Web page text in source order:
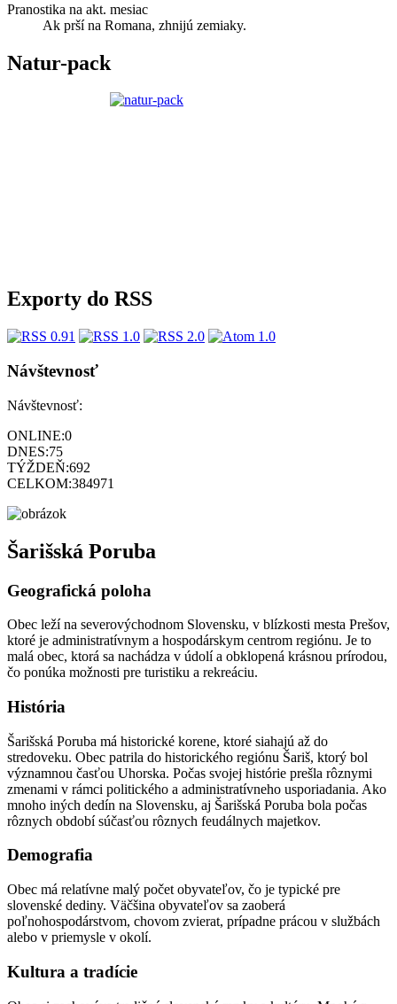
Pranostika na akt. mesiac
Ak prší na Romana, zhnijú zemiaky.
Natur-pack
Exporty do RSS
Návštevnosť
Návštevnosť:
ONLINE:0
DNES:75
TÝŽDEŇ:692
CELKOM:384971
Šarišská Poruba
Geografická poloha
Obec leží na severovýchodnom Slovensku, v blízkosti mesta Prešov,
ktoré je administratívnym a hospodárskym centrom regiónu. Je to
malá obec, ktorá sa nachádza v údolí a obklopená krásnou prírodou,
čo ponúka možnosti pre turistiku a rekreáciu.
História
Šarišská Poruba má historické korene, ktoré siahajú až do
stredoveku. Obec patrila do historického regiónu Šariš, ktorý bol
významnou časťou Uhorska. Počas svojej histórie prešla rôznymi
zmenami v rámci politického a administratívneho usporiadania. Ako
mnoho iných dedín na Slovensku, aj Šarišská Poruba bola počas
rôznych období súčasťou rôznych feudálnych majetkov.
Demografia
Obec má relatívne malý počet obyvateľov, čo je typické pre
slovenské dediny. Väčšina obyvateľov sa zaoberá
poľnohospodárstvom, chovom zvierat, prípadne prácou v službách
alebo v priemysle v okolí.
Kultura a tradície